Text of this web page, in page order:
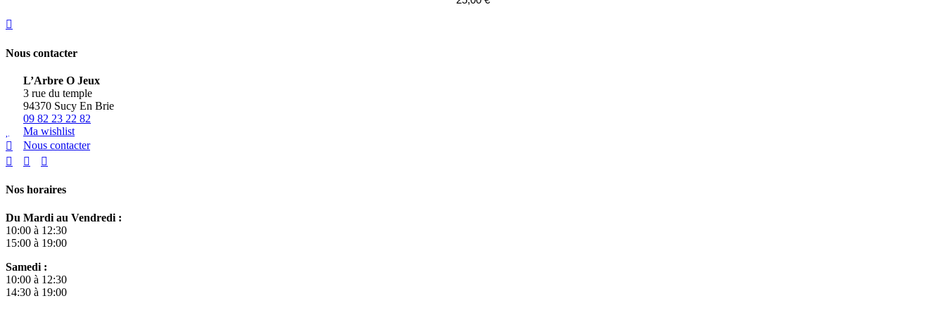
Nous contacter
L’Arbre O Jeux
3 rue du temple
94370 Sucy En Brie
09 82 23 22 82
Ma wishlist
Nous contacter
Nos horaires
Du Mardi au Vendredi :
10:00 à 12:30
15:00 à 19:00
Samedi :
10:00 à 12:30
14:30 à 19:00